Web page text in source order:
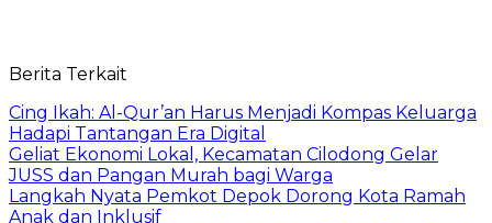
Berita Terkait
Cing Ikah: Al-Qur’an Harus Menjadi Kompas Keluarga
Hadapi Tantangan Era Digital
Geliat Ekonomi Lokal, Kecamatan Cilodong Gelar
JUSS dan Pangan Murah bagi Warga
Langkah Nyata Pemkot Depok Dorong Kota Ramah
Anak dan Inklusif